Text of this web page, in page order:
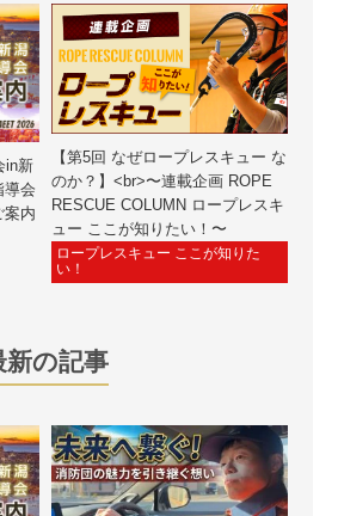
in新
導会
案内
【第5回 なぜロープレスキュー な
のか？】<br>〜連載企画 ROPE
RESCUE COLUMN ロープレスキ
ュー ここが知りたい！〜
ロープレスキュー ここが知りた
い！
新の記事